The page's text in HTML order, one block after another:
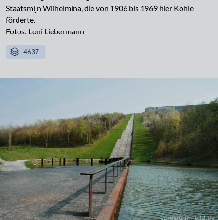
Staatsmijn Wilhelmina, die von 1906 bis 1969 hier Kohle
förderte.
Fotos: Loni Liebermann
4637